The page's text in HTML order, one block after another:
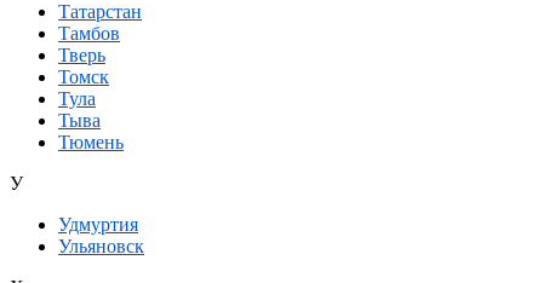
Татарстан
Тамбов
Тверь
Томск
Тула
Тыва
Тюмень
У
Удмуртия
Ульяновск